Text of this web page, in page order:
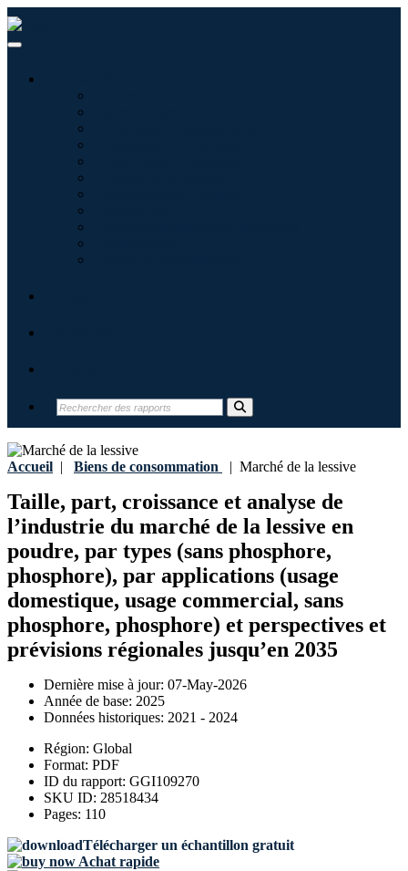
Accueil | Biens de consommation | Marché de la lessive
Taille, part, croissance et analyse de
l’industrie du marché de la lessive en
poudre, par types (sans phosphore,
phosphore), par applications (usage
domestique, usage commercial, sans
phosphore, phosphore) et perspectives et
prévisions régionales jusqu’en 2035
Dernière mise à jour: 07-May-2026
Année de base: 2025
Données historiques: 2021 - 2024
Région: Global
Format: PDF
ID du rapport: GGI109270
SKU ID: 28518434
Pages: 110
Télécharger un échantillon gratuit
Achat rapide